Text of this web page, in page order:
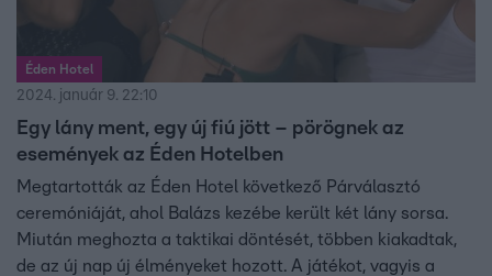
Éden Hotel
2024. január 9. 22:10
Egy lány ment, egy új fiú jött – pörögnek az
események az Éden Hotelben
Megtartották az Éden Hotel következő Párválasztó
ceremóniáját, ahol Balázs kezébe került két lány sorsa.
Miután meghozta a taktikai döntését, többen kiakadtak,
de az új nap új élményeket hozott. A játékot, vagyis a